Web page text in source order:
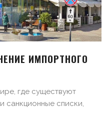
ИМПОРТНОГО
где существуют
санкционные списки,